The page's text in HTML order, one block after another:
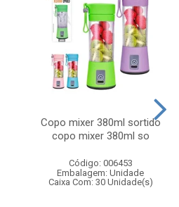
Copo mixer 380ml sortido
copo mixer 380ml so
Código: 006453
Embalagem: Unidade
Caixa Com: 30 Unidade(s)